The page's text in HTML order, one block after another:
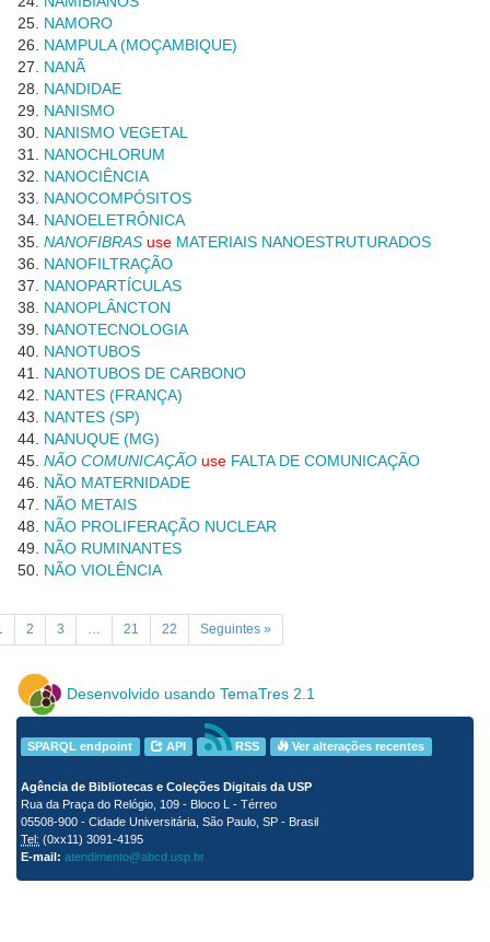
NAMORO
NAMPULA (MOÇAMBIQUE)
NANÃ
NANDIDAE
NANISMO
NANISMO VEGETAL
NANOCHLORUM
NANOCIÊNCIA
NANOCOMPÓSITOS
NANOELETRÔNICA
NANOFIBRAS use MATERIAIS NANOESTRUTURADOS
NANOFILTRAÇÃO
NANOPARTÍCULAS
NANOPLÂNCTON
NANOTECNOLOGIA
NANOTUBOS
NANOTUBOS DE CARBONO
NANTES (FRANÇA)
NANTES (SP)
NANUQUE (MG)
NÃO COMUNICAÇÃO use FALTA DE COMUNICAÇÃO
NÃO MATERNIDADE
NÃO METAIS
NÃO PROLIFERAÇÃO NUCLEAR
NÃO RUMINANTES
NÃO VIOLÊNCIA
2 3 21 22 Seguintes »
Desenvolvido usando TemaTres 2.1
SPARQL endpoint API RSS Ver alterações recentes
Agência de Bibliotecas e Coleções Digitais da USP
Rua da Praça do Relógio, 109 - Bloco L - Térreo
05508-900 - Cidade Universitária, São Paulo, SP - Brasil
Tel: (0xx11) 3091-4195
E-mail: atendimento@abcd.usp.br